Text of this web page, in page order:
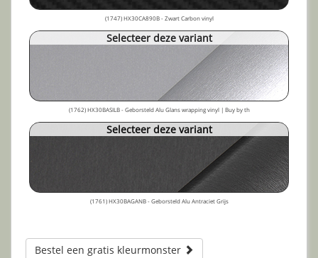
(1747) HX30CA890B - Zwart Carbon vinyl
Selecteer deze variant
(1762) HX30BASILB - Geborsteld Alu Glans wrapping vinyl | Buy by th
Selecteer deze variant
(1761) HX30BAGANB - Geborsteld Alu Antraciet Grijs
Bestel een gratis kleurmonster